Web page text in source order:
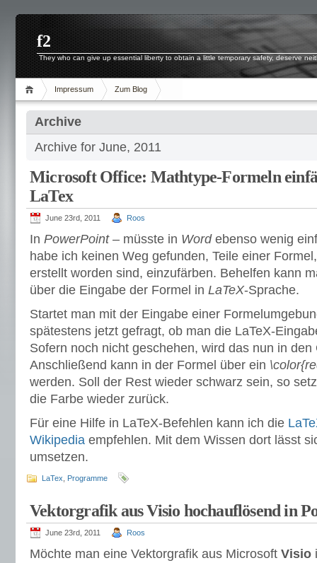
f2
They who can give up essential liberty to obtain a little temporary safety, deserve
Impressum Zum Blog
Archive
Archive for June, 2011
Microsoft Office: Mathtype-Formeln
LaTex
June 23rd, 2011 Roos
In PowerPoint– müsste in Wordebenso wenig
habe ich keinen Weg gefunden, Teile einer
erstellt worden sind, einzufärben. Behelfen kann
über die Eingabe der Formel in LaTeX-Sprache.
Startet man mit der Eingabe einer
spätestens jetzt gefragt, ob man die LaTeX-
Sofern noch nicht geschehen, wird das nun in den
Anschließend kann in der Formel über ein
werden. Soll der Rest wieder schwarz sein, so
die Farbe wieder zurück.
Für eine Hilfe in LaTeX-Befehlen kann ich die
Wikipedia empfehlen. Mit dem Wissen dort lässt
umsetzen.
LaTex Programme
Vektorgrafik aus Visio hochauflösend in
June 23rd, 2011 Roos
Möchte man eine Vektorgrafik aus Microsoft Visio